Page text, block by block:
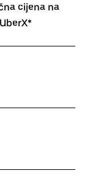
cijena na